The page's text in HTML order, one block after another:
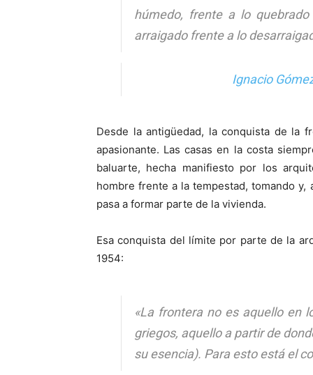
húmedo, frente a lo
arraigado frente a lo
Ignacio
Desde la antigüedad, la conquista de la
apasionante. Las casas en la costa
baluarte, hecha manifiesto por los
hombre frente a la tempestad, tomando
pasa a formar parte de la vivienda.
Esa conquista del límite por parte de la
1954:
«La frontera no es aquello en
griegos, aquello a partir de
su esencia). Para esto está el